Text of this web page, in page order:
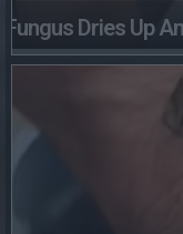
Fungus Dries Up